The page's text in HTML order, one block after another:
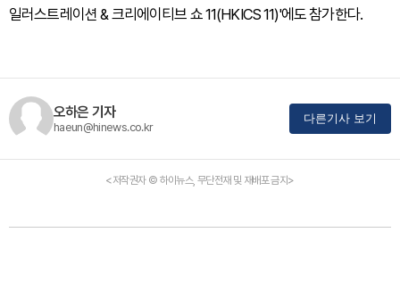
일러스트레이션 & 크리에이티브 쇼 11(HKICS 11)'에도 참가한다.
오하은 기자
haeun@hinews.co.kr
다른기사 보기
<저작권자 © 하이뉴스, 무단전재 및 재배포 금지>